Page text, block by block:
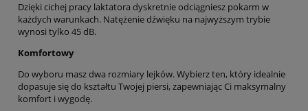
Dzięki cichej pracy laktatora dyskretnie odciągniesz pokarm w
każdych warunkach. Natężenie dźwięku na najwyższym trybie
wynosi tylko 45 dB.
Komfortowy
Do wyboru masz dwa rozmiary lejków. Wybierz ten, który idealnie
dopasuje się do kształtu Twojej piersi, zapewniając Ci maksymalny
komfort i wygodę.